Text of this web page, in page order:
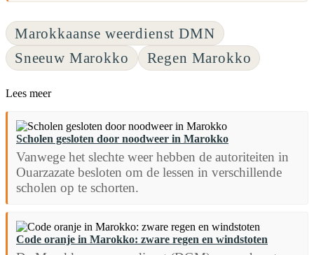
Marokkaanse weerdienst DMN
Sneeuw Marokko
Regen Marokko
Lees meer
Scholen gesloten door noodweer in Marokko
Vanwege het slechte weer hebben de autoriteiten in
Ouarzazate besloten om de lessen in verschillende
scholen op te schorten.
Code oranje in Marokko: zware regen en windstoten